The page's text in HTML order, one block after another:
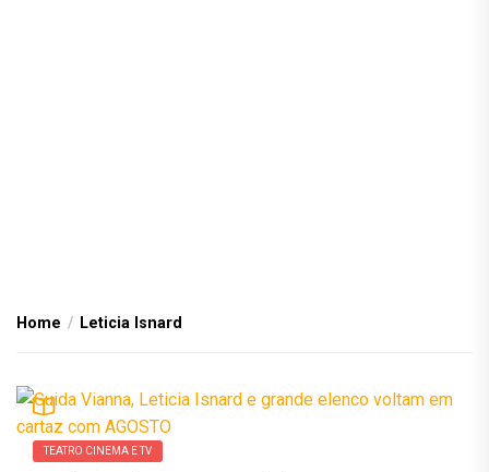
Home Leticia Isnard
TEATRO CINEMA E TV